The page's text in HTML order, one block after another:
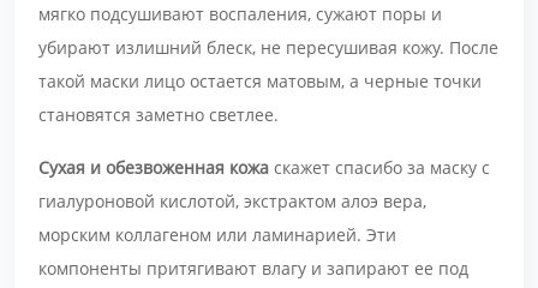
мягко подсушивают воспаления, сужают поры и
убирают излишний блеск, не пересушивая кожу. После
такой маски лицо остается матовым, а черные точки
становятся заметно светлее.
Сухая и обезвоженная кожа скажет спасибо за маску с
гиалуроновой кислотой, экстрактом алоэ вера,
морским коллагеном или ламинарией. Эти
компоненты притягивают влагу и запирают ее под